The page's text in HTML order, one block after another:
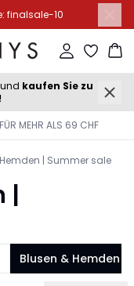
finalsale-10
Einloggen
kaufen Sie zu
MEHR ALS 69 CHF
| Summer sale
|
Blusen & Hemden